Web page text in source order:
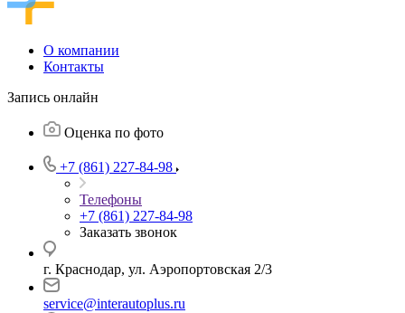
О компании
Контакты
Запись онлайн
Оценка по фото
+7 (861) 227-84-98
Телефоны
+7 (861) 227-84-98
Заказать звонок
г. Краснодар, ул. Аэропортовская 2/3
service@interautoplus.ru